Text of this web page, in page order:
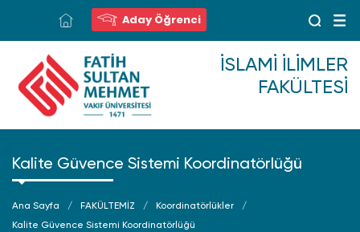
Aday Öğrenci
İSLAMI İLIMLER
FAKÜLTESI
Kalite Güvence Sistemi Koordinatörlüğü
Ana Sayfa FAKÜLTEMİZ
Koordinatörlükler
Kalite Güvence Sistemi Koordinatörlüğü